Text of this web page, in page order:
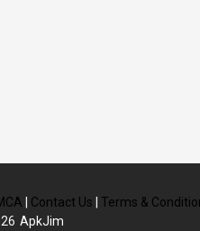
Contact Us Terms &
ApkJim